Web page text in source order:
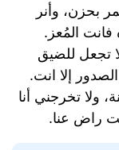
بحزن، وأنر
فانت المُعز.
تجعل للضيق
إلا انت.
ولا تخرجني أنا
راض عنا.